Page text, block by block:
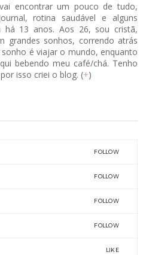
encontrar um pouco de tudo,
rotina saudável e alguns
há 13 anos. Aos 26, sou cristã,
grandes sonhos, correndo atrás
é viajar o mundo, enquanto
bebendo meu café/chá. Tenho
isso criei o blog. (+)
FOLLOW
FOLLOW
FOLLOW
FOLLOW
LIKE